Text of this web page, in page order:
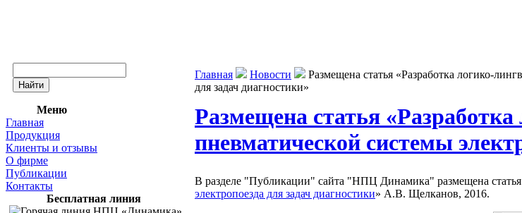
Меню
Главная
Продукция
Клиенты и отзывы
О фирме
Публикации
Контакты
Бесплатная линия
Главная Новости
Размещена статья «Разработка логико-
для задач диагностики»
Размещена статья
пневматической системы
В разделе "Публикации" сайта "НПЦ Динамика" размещена
электропоезда для задач диагностики» А.В. Щелканов, 2016.